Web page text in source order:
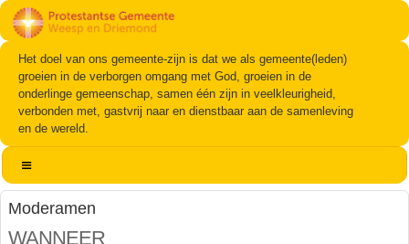
Het doel van ons gemeente-zijn is dat we als gemeente(leden)
groeien in de verborgen omgang met God, groeien in de
onderlinge gemeenschap, samen één zijn in veelkleurigheid,
verbonden met, gastvrij naar en dienstbaar aan de samenleving
en de wereld.
Moderamen
WANNEER